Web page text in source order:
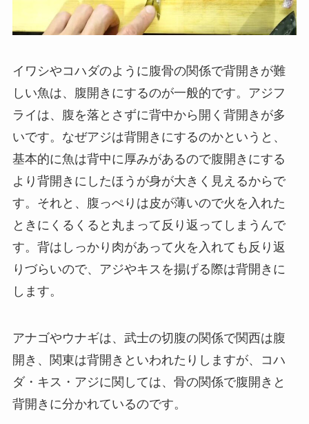
イワシやコハダのように腹骨の関係で背開きが難
しい魚は、腹開きにするのが一般的です。アジフ
ライは、腹を落とさずに背中から開く背開きが多
いです。なぜアジは背開きにするのかというと、
基本的に魚は背中に厚みがあるので腹開きにする
より背開きにしたほうが身が大きく見えるからで
す。それと、腹っぺりは皮が薄いので火を入れた
ときにくるくると丸まって反り返ってしまうんで
す。背はしっかり肉があって火を入れても反り返
りづらいので、アジやキスを揚げる際は背開きに
します。
アナゴやウナギは、武士の切腹の関係で関西は腹
開き、関東は背開きといわれたりしますが、コハ
ダ・キス・アジに関しては、骨の関係で腹開きと
背開きに分かれているのです。